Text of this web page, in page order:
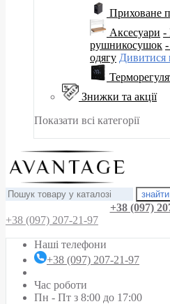
Приховане
Аксесуари -
рушникосушок
одягу Дивитися
Знижки та акції
Показати всі категорії
знайти
+38 (097)
+38 (097) 207-21-97
Наші телефони
+38 (097) 207-21-97
Час роботи
Пн - Пт з 8:00 до 17:00